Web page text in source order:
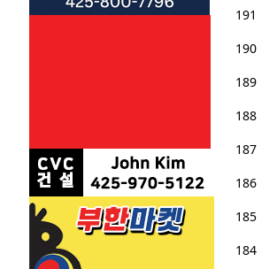
191
190
189
188
187
186
185
184